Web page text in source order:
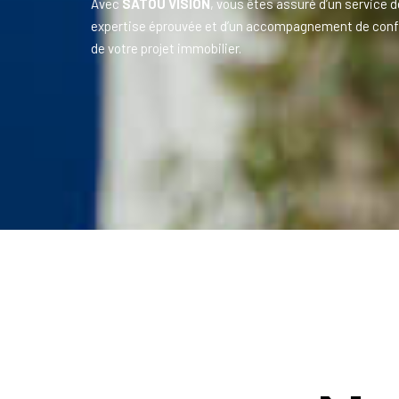
Avec SATOU VISION , vous êtes assuré d’un service
expertise éprouvée et d’un accompagnement de
de votre projet immobilier.